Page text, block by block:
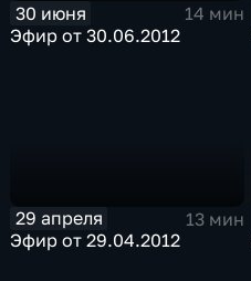
30 июня
14 мин
Эфир от 30.06.2012
29 апреля
13 мин
Эфир от 29.04.2012